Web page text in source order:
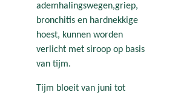
ademhalingswegen,griep,
bronchitis en hardnekkige
hoest, kunnen worden
verlicht met siroop op basis
van tijm.
Tijm bloeit van juni tot